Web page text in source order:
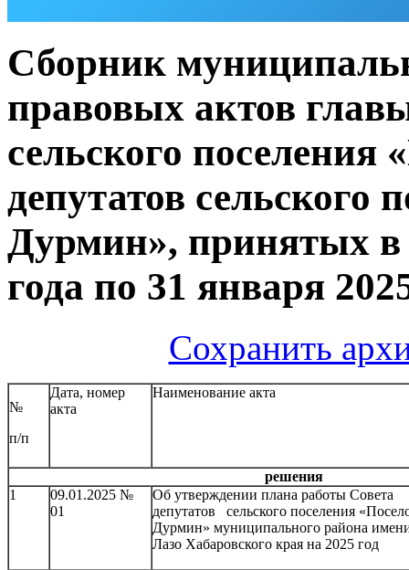
Сборник
правовых актов
сельского
депутатов сельского
Дурмин», принятых в
года по 31 января
Сохранить
№
п/п
Дата, номер
акта
Наименование акта
решения
1
09.01.2025 №
01
Об утверждении плана работы Совета
депутатов сельского поселения
Дурмин» муниципального района
Лазо Хабаровского края на 2025 год